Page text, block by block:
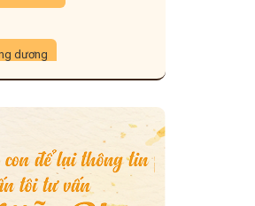
dương
gian quan hệ
lý